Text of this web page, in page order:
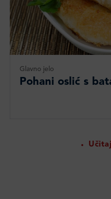
Glavno jelo
Pohani oslić s